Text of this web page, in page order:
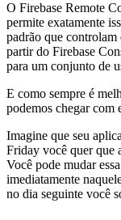
O Firebase Remote
permite exatamente
padrão que controlam
partir do Firebase
para um conjunto de
E como sempre é
podemos chegar com
Imagine que seu
Friday você quer que
Você pode mudar
imediatamente
no dia seguinte você